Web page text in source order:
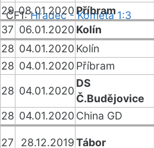
ČF1:Hradec - Kometa 1:3
29 08.01.2020 Příbram
37 06.01.2020 Kolín
28 04.01.2020 Kolín
28 04.01.2020 Příbram
28 04.01.2020
DS
Č.Budějovice
28 04.01.2020 China GD
27 28.12.2019Tábor